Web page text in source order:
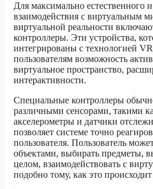
Для максимально естественного
взаимодействия с виртуальным
виртуальной реальности
контроллеры. Эти устройства,
интегрированы с технологией
пользователям возможность
виртуальное пространство,
интерактивности.
Специальные контроллеры
различными сенсорами, такими
акселерометры и датчики
позволяет системе точно
пользователя. Пользователь
объектами, выбирать предметы,
целом, взаимодействовать с
подобно тому, как это